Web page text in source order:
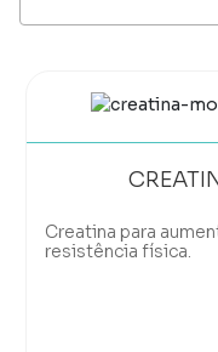
Creatina para aumentar
resistência física.